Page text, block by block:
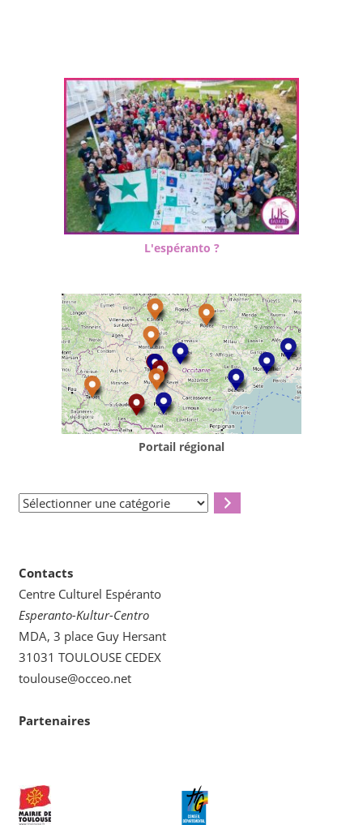
L'espéranto ?
Portail régional
Sélectionner
Contacts
Centre Culturel Espéranto
Esperanto-Kultur-Centro
MDA, 3 place Guy Hersant
31031 TOULOUSE CEDEX
toulouse@occeo.net
Partenaires